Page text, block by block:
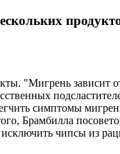
"Мигрень
симптомы
Брамбилла
чипсы из